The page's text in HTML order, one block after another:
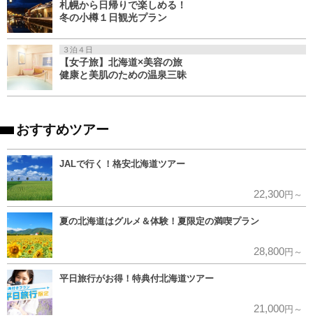
札幌から日帰りで楽しめる！
冬の小樽１日観光プラン
３泊４日
【女子旅】北海道×美容の旅
健康と美肌のための温泉三昧
おすすめツアー
JALで行く！格安北海道ツアー
22,300円～
夏の北海道はグルメ＆体験！夏限定の満喫プラン
28,800円～
平日旅行がお得！特典付北海道ツアー
21,000円～